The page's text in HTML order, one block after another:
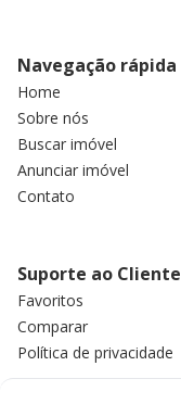
Navegação rápida
Home
Sobre nós
Buscar imóvel
Anunciar imóvel
Contato
Suporte ao Cliente
Favoritos
Comparar
Política de privacidade